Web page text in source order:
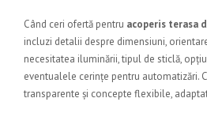
Când ceri ofertă pentru acoperis terasa
incluzi detalii despre dimensiuni,
necesitatea iluminării, tipul de sticlă,
eventualele cerințe pentru automatizări.
transparente și concepte flexibile,